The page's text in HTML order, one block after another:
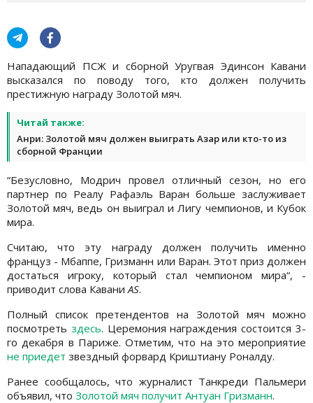
Нападающий ПСЖ и сборной Уругвая Эдинсон Кавани
высказался по поводу того, кто должен получить
престижную награду Золотой мяч.
Читай также:
Анри: Золотой мяч должен выиграть Азар или кто-то из
сборной Франции
“Безусловно, Модрич провел отличный сезон, но его
партнер по Реалу Рафаэль Варан больше заслуживает
Золотой мяч, ведь он выиграл и Лигу чемпионов, и Кубок
мира.
Считаю, что эту награду должен получить именно
француз - Мбаппе, Гризманн или Варан. Этот приз должен
достаться игроку, который стал чемпионом мира“, -
приводит слова Кавани AS.
Полный список претендентов на Золотой мяч можно
посмотреть здесь. Церемония награждения состоится 3-
го декабря в Париже. Отметим, что на это мероприятие
не приедет звездный форвард Криштиану Роналду.
Ранее сообщалось, что журналист Танкреди Пальмери
объявил, что Золотой мяч получит Антуан Гризманн.